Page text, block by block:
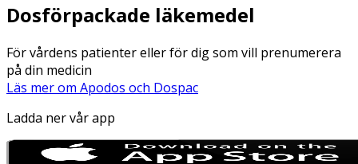
Dosförpackade läkemedel
För vårdens patienter eller för dig som vill prenumerera
på din medicin
Läs mer om Apodos och Dospac
Ladda ner vår app